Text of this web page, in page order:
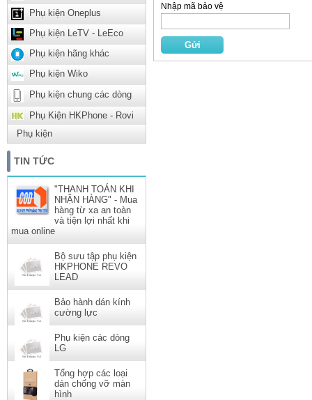
Phụ kiện Oneplus
Phụ kiện LeTV - LeEco
Phụ kiện hãng khác
Phụ kiện Wiko
Phụ kiện chung các dòng
Phụ Kiện HKPhone - Rovi
Phụ kiện
TIN TỨC
"THANH TOÁN KHI
NHẬN HÀNG" - Mua
hàng từ xa an toàn
và tiện lợi nhất khi
mua online
Bộ sưu tập phụ kiện
HKPHONE REVO
LEAD
Bảo hành dán kính
cường lực
Phụ kiện các dòng
LG
Tổng hợp các loại
dán chống vỡ màn
hình
Nhập mã bảo vệ